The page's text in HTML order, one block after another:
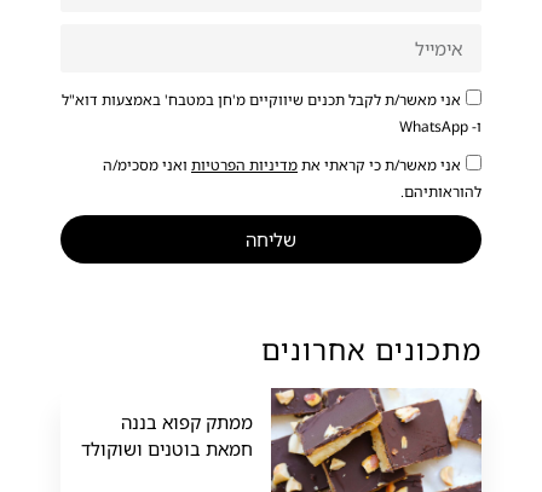
מתכונים אחרונים
ממתק קפוא בננה
חמאת בוטנים ושוקולד
אני מאשר/ת לקבל תכנים שיווקיים מ'חן במטבח' באמצעות דוא"ל
ו- WhatsApp
אני מאשר/ת כי קראתי אתמדיניות הפרטיות ואני מסכימ/ה
להוראותיהם.
שליחה